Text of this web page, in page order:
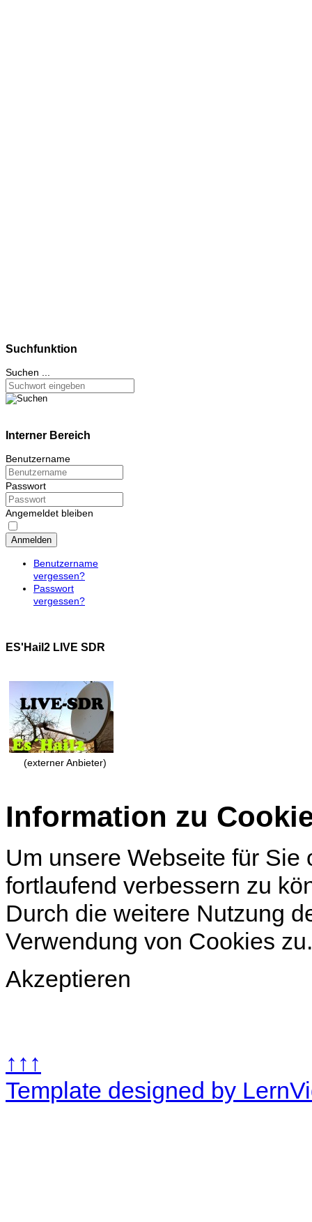
Suchfunktion
Suchen ...
Interner Bereich
Benutzername
Passwort
Angemeldet bleiben
Anmelden
Benutzername
vergessen?
Passwort
vergessen?
ES'Hail2 LIVE SDR
(externer Anbieter)
Information zu
Um unsere Webseite für
fortlaufend verbessern zu
Durch die weitere Nutzung
Verwendung von Cookies
Akzeptieren
↑↑↑
Template designed by